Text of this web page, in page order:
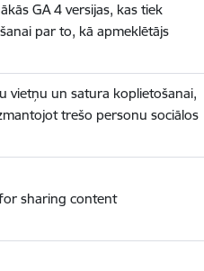
GA 4 versijas, kas tiek
par to, kā apmeklētājs
vietņu un satura koplietošanai,
trešo personu sociālos
sharing content